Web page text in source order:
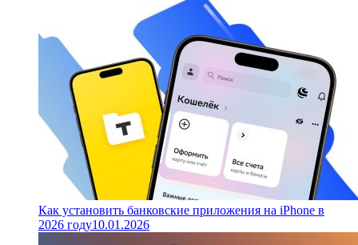
Как установить банковские приложения на iPhone в
2026 году10.01.2026